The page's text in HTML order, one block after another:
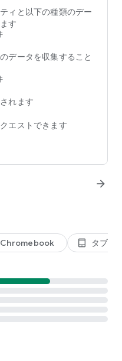
やNopeをやり直して、後
手にだけ自分を表示するこ
トでふたりの未来をのぞい
ます。
す。
す。
る人に特別なアピール
する前にメッセージを送っ
にも出会いに役立つ限定機
や友だち作りを楽しめる
ーザーの輪に加わって、理
無料でTinderをダウンロー
ィと以下の種類のデー
す
データを収集すること
れます
エストできます
arrow_forward
Chromebook tablet_android タブレ